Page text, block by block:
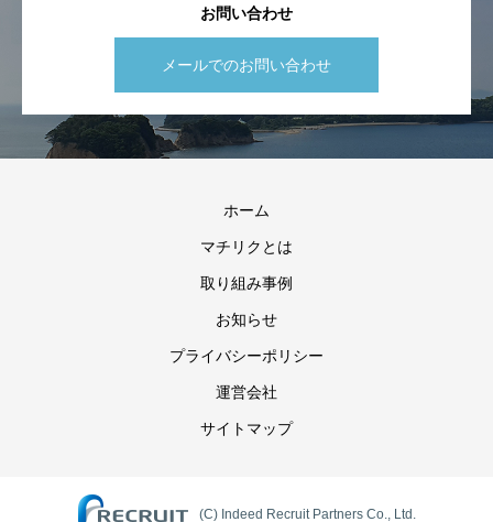
お問い合わせ
メールでのお問い合わせ
ホーム
マチリクとは
取り組み事例
お知らせ
プライバシーポリシー
運営会社
サイトマップ
(C) Indeed Recruit Partners Co., Ltd.